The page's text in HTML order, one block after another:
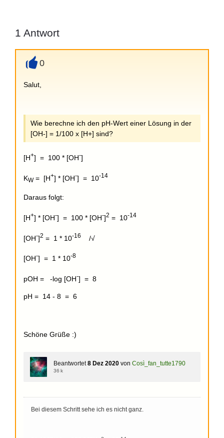
1 Antwort
0
Salut,
Wie berechne ich den pH-Wert einer Lösung in der
[OH-] = 1/100 x [H+] sind?
[H+] = 100 * [OH-]
KW= [H+] * [OH-] = 10-14
Daraus folgt:
[H+] * [OH-] = 100 * [OH-]2 = 10-14
[OH-]2 = 1 * 10-16 /√
[OH-] = 1 * 10-8
pOH = -log [OH-] = 8
pH = 14 - 8 = 6
Schöne Grüße :)
Beantwortet 8 Dez 2020 von Così_fan_tutte1790
36 k
Bei diesem Schritt sehe ich es nicht ganz.